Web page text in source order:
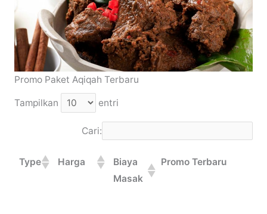
Promo Paket Aqiqah Terbaru
Tampilkan entri
Cari:
Type Harga
Biaya
Masak
Promo Terbaru